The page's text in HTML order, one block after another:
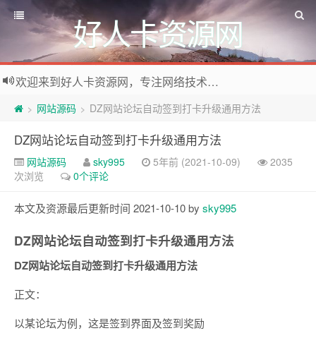
好人卡资源网
欢迎来到好人卡资源网，专注网络技术资源收集，我们不仅是网络资源的搬运工，也生产原创资源。寻找资源请留言或关注公众号:烈日下的男人
> 网站源码 > DZ网站论坛自动签到打卡升级通用方法
DZ网站论坛自动签到打卡升级通用方法
网站源码 sky995 5年前 (2021-10-09)
2035
次浏览
0个评论
本文及资源最后更新时间 2021-10-10 by sky995
DZ网站论坛自动签到打卡升级通用方法
DZ网站论坛自动签到打卡升级通用方法
正文：
以某论坛为例，这是签到界面及签到奖励